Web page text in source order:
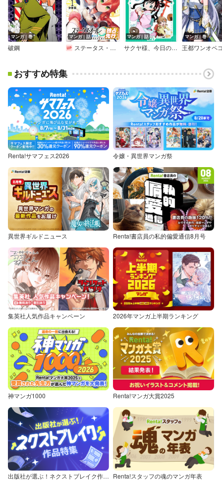
マンガ｜巻
破鋼
マンガ｜話
ステータス・オール∞（インフィニティ） ∞使いの最強能力者、異世界を自由気ままに暮らします！【分冊版】
マンガ｜話
サクヤ様、今日のおやつは〇〇です！
マンガ｜巻
おすすめ特集
Renta!サマフェス2026 令嬢・異世界マンガ祭
異世界ギルドニュース Renta!書店員の私的偏愛通信8月号
集英社人気作品キャンペーン 2026年マンガ上半期ランキング
神マンガ1000 Renta!マンガ大賞2025
出版社が選ぶ！ネクストブレイク作品特集 Renta!スタッフの魂のマンガ年表